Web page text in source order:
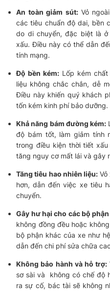
An toàn giảm sút:Vỏ
các tiêu chuẩn độ dai, bền
do di chuyển, đặc biệt là
xấu. Điều này có thể dẫn
tính mạng.
Độ bền kém: Lốp kém
liệu không chắc chắn, dễ
Điều này khiến quý khách
tốn kém kinh phí bảo dưỡng.
Khả năng bám đường kém:
độ bám tốt, làm giảm tính
trong điều kiện thời tiết
tăng nguy cơ mất lái và gây
Tăng tiêu hao nhiên liệu:Vỏ
hơn, dẫn đến việc xe tiêu
chuyển.
Gây hư hại cho các bộ
không đồng đều hoặc
bộ phận khác của xe như
dẫn đến chi phí sửa chữa
Không bảo hành và hỗ trợ:
sơ sài và không có chế độ
ra sự cố, bác tài sẽ không